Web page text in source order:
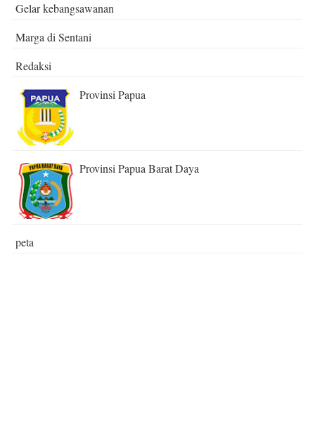
Gelar kebangsawanan
Marga di Sentani
Redaksi
Provinsi Papua
Provinsi Papua Barat Daya
peta